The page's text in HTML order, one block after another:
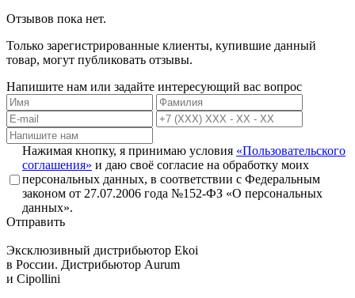
Отзывов пока нет.
Только зарегистрированные клиенты, купившие данный
товар, могут публиковать отзывы.
Напишите нам или задайте интересующий вас вопрос
Нажимая кнопку, я принимаю условия «Пользовательского
соглашения» и даю своё согласие на обработку моих
персональных данных, в соответствии с Федеральным
законом от 27.07.2006 года №152-ФЗ «О персональных
данных».
Отправить
Эксклюзивный дистрибьютор Ekoi
в России. Дистрибьютор Aurum
и Cipollini